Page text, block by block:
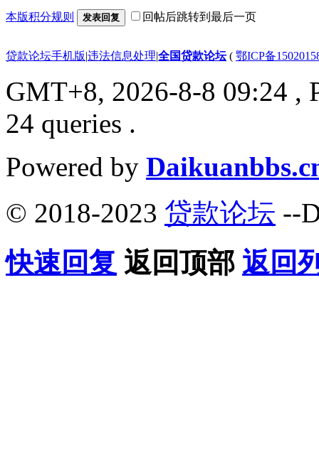
本版积分规则 发表回复 回帖后跳转到最后一页
贷款论坛手机版|违法信息处理|全国贷款论坛( 鄂ICP备
GMT+8, 2026-8-8 09:24 ,
24 queries .
Powered by
© 2018-2023 贷款论坛 --
快速回复 返回顶部 返回